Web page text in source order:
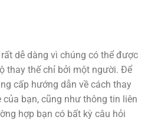
dễ dàng vì chúng có thể được
thay thế chỉ bởi một người. Để
cấp hướng dẫn về cách thay
bạn, cũng như thông tin liên
hợp bạn có bất kỳ câu hỏi